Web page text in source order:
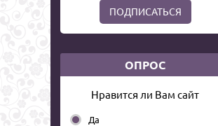
ПОДПИСАТЬСЯ
ОПРОС
Нравится ли Вам сайт
Да